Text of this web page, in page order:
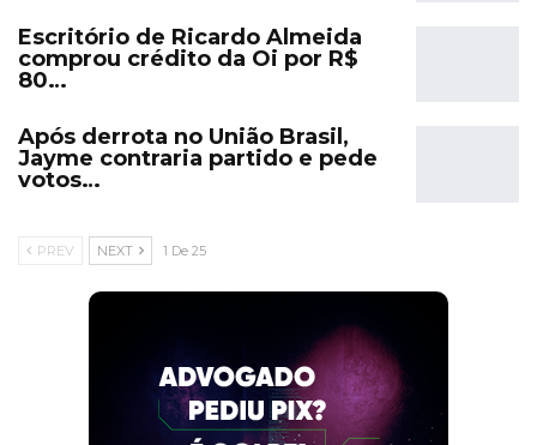
Escritório de Ricardo Almeida
comprou crédito da Oi por R$
80…
Após derrota no União Brasil,
Jayme contraria partido e pede
votos…
PREV NEXT 1 De 25